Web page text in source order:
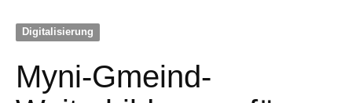
Digitalisierung
Myni-Gmeind-